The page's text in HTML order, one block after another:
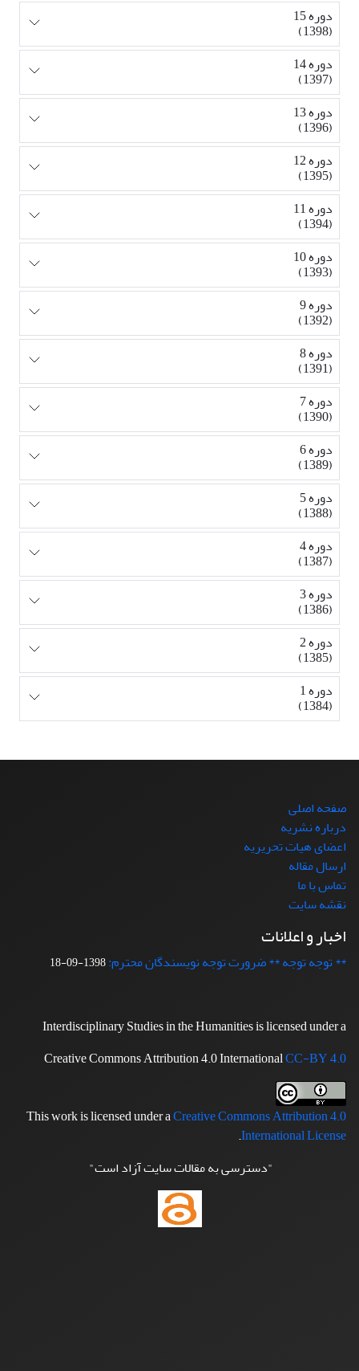
دوره 15
(1398)
دوره 14
(1397)
دوره 13
(1396)
دوره 12
(1395)
دوره 11
(1394)
دوره 10
(1393)
دوره 9
(1392)
دوره 8
(1391)
دوره 7
(1390)
دوره 6
(1389)
دوره 5
(1388)
دوره 4
(1387)
دوره 3
(1386)
دوره 2
(1385)
دوره 1
(1384)
صفحه اصلی
درباره نشریه
اعضای هیات تحریریه
ارسال مقاله
تماس با ما
نقشه سایت
اخبار و اعلانات
** توجه توجه ** ضرورت توجه نویسندگان محترم:1398-09-18
Interdisciplinary Studies in the Humanities is licensed under a
Creative Commons Attribution 4.0 InternationalCC-BY 4.0
This work is licensed under aCreative Commons Attribution 4.0
International License
.
"دسترسی به مقالات سایت آزاد است"